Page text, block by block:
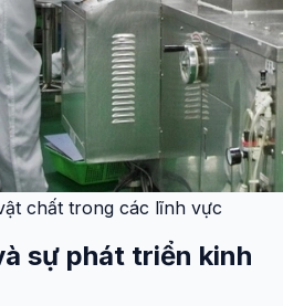
chất trong các lĩnh vực
sự phát triển kinh